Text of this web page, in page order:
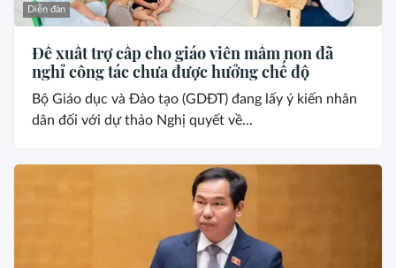
Diễn đàn
Đề xuất trợ cấp cho giáo viên mầm non đã
nghỉ công tác chưa được hưởng chế độ
Bộ Giáo dục và Đào tạo (GDĐT) đang lấy ý kiến nhân
dân đối với dự thảo Nghị quyết về...